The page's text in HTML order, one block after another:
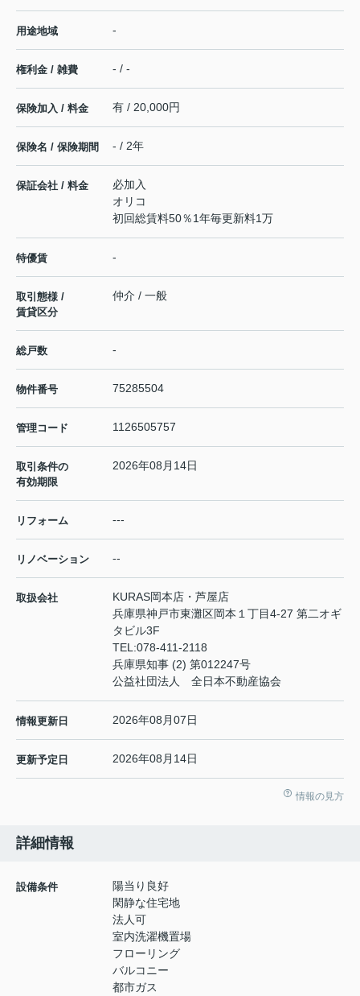
用途地域 -
権利金 / 雑費 - / -
保険加入 / 料金 有 / 20,000円
保険名 / 保険期間 - / 2年
保証会社 / 料金
必加入
オリコ
初回総賃料50％1年毎更新料1万
特優賃 -
取引態様 /
賃貸区分
仲介 / 一般
総戸数 -
物件番号 75285504
管理コード 1126505757
取引条件の
有効期限
2026年08月14日
リフォーム ---
リノベーション --
取扱会社
KURAS岡本店・芦屋店
兵庫県神戸市東灘区岡本１丁目4-27 第二オギ
タビル3F
TEL:078-411-2118
兵庫県知事 (2) 第012247号
公益社団法人 全日本不動産協会
情報更新日 2026年08月07日
更新予定日 2026年08月14日
情報の見方
詳細情報
設備条件
陽当り良好
閑静な住宅地
法人可
室内洗濯機置場
フローリング
バルコニー
都市ガス